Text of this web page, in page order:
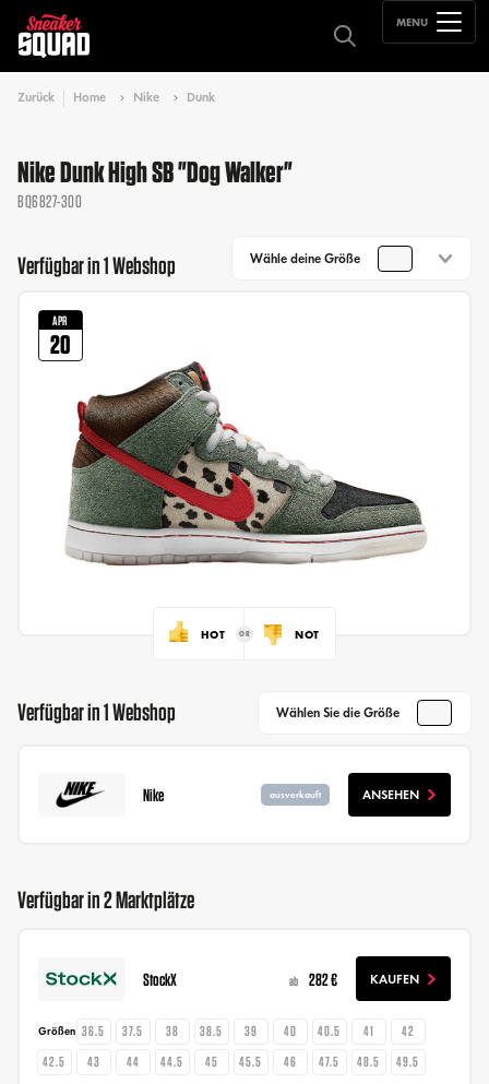
MENU
Zurück Home Nike Dunk
Nike Dunk High SB "Dog Walker"
BQ6827-300
Verfügbar in 1 Webshop Wähle deine Größe
APR
20
HOT NOT
Verfügbar in 1 Webshop Wählen Sie die Größe
Nike ausverkauft ANSEHEN
Verfügbar in 2 Marktplätze
StockX ab 282 € KAUFEN
Größen 36.5 37.5 38 38.5 39 40 40.5 41
42
42.5
43 44 44.5 45 45.5 46 47.5 48.5 49.5